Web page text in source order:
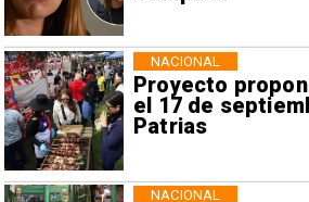
Proyecto
el 17 de
Patrias
NACIONAL
NACIONAL